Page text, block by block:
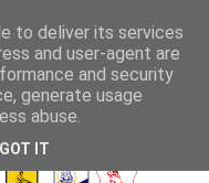
τώρα τρέχει
to deliver its services
and user-agent are
and security
generate usage
abuse.
GOT IT